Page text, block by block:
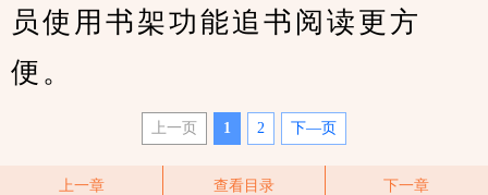
员使用书架功能追书阅读更方
便。
上一页 1 2 下—页
上一章 查看目录 下一章